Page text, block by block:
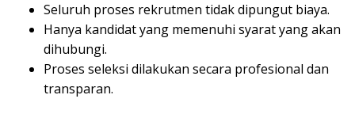
Seluruh proses rekrutmen tidak dipungut biaya.
Hanya kandidat yang memenuhi syarat yang akan
dihubungi.
Proses seleksi dilakukan secara profesional dan
transparan.